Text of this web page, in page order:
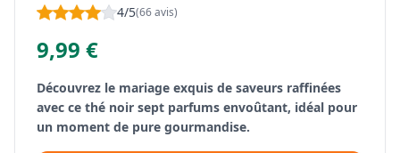
4/5(66 avis)
9,99 €
Découvrez le mariage exquis de saveurs raffinées
avec ce thé noir sept parfums envoûtant, idéal pour
un moment de pure gourmandise.